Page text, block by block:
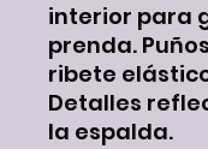
interior para
prenda.
ribete
Detalles
la espalda.